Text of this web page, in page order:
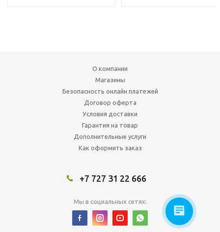
О компании
Магазины
Безопасность онлайн платежей
Договор оферта
Условия доставки
Гарантия на товар
Дополнительные услуги
Как оформить заказ
+7 727 31 22 666
Мы в социальных сетях: